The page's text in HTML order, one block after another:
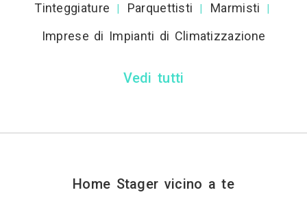
Tinteggiature
| Parquettisti | Marmisti |
Imprese di Impianti di Climatizzazione
Vedi tutti
Home Stager vicino a te